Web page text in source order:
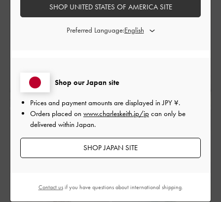
Shop our Japan site
Prices and payment amounts are displayed inJPY ¥.
Orders placed on www.charleskeith.jp/jp can only be
delivered within Japan.
SHOP JAPAN SITE
SHOP UNITED STATES OF AMERICA SITE
Preferred Language:
Contact usif you have questions about international shipping.